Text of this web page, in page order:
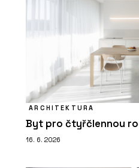
ARCHITEKTURA
Byt pro čtyřčlennou
16. 6. 2026